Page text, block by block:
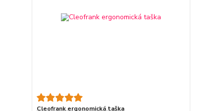
Cleofrank ergonomická taška